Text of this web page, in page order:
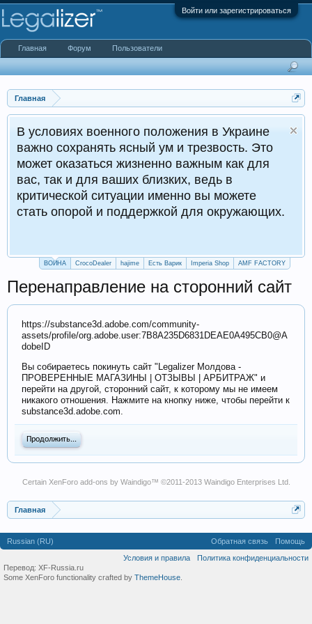
Войти или зарегистрироваться
Главная
военного положения в Украине
ясный ум и трезвость. Это
жизненно важным как для
для ваших близких, ведь в
ситуации именно вы можете
и поддержкой для окружающих.
ВОЙНА CrocoDealer hajime Есть Варик Imperia Shop AMF FACTORY
Перенаправление на сторонний сайт
https://substance3d.adobe.com/community-
assets/profile/org.adobe.user:7B8A235D6831DEAE0A495CB0@A
dobeID
Вы собираетесь покинуть сайт "Legalizer Молдова -
ПРОВЕРЕННЫЕ МАГАЗИНЫ | ОТЗЫВЫ | АРБИТРАЖ" и
перейти на другой, сторонний сайт, к которому мы не имеем
никакого отношения. Нажмите на кнопку ниже, чтобы перейти к
substance3d.adobe.com.
Продолжить...
Certain XenForo add-ons by Waindigo™ ©2011-2013 Waindigo Enterprises Ltd.
Главная
Главная Форум Пользователи
Russian (RU) Обратная связь
Помощь
Условия и правила
Политика конфиденциальности
Перевод: XF-Russia.ru
Some XenForo functionality crafted by ThemeHouse